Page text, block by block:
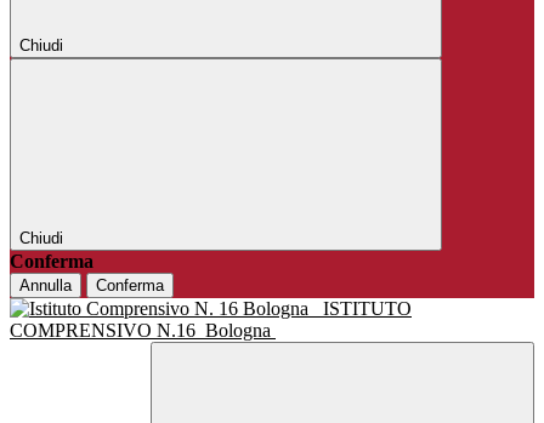
Chiudi
Chiudi
Conferma
Annulla Conferma
ISTITUTO
COMPRENSIVO N.16 Bologna